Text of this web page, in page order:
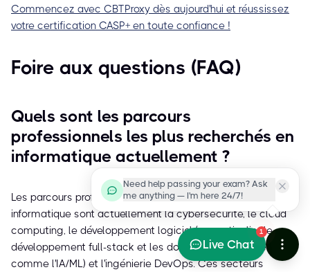
Commencez avec CBTProxy dès aujourd'hui et réussissez
votre certification CASP+ en toute confiance !
Foire aux questions (FAQ)
Quels sont les parcours
professionnels les plus recherchés en
informatique actuellement ?
Les parcours professionnels les plus recherchés en
informatique sont actuellement la cybersécurité, le cloud
computing, le développement logiciel (en particulier le
développement full-stack et les domaines spécialisés
comme l'IA/ML) et l'ingénierie DevOps. Ces secteurs
Need help passing your exam? Ask
me anything — I'm here 24/7!
1
Live Chat